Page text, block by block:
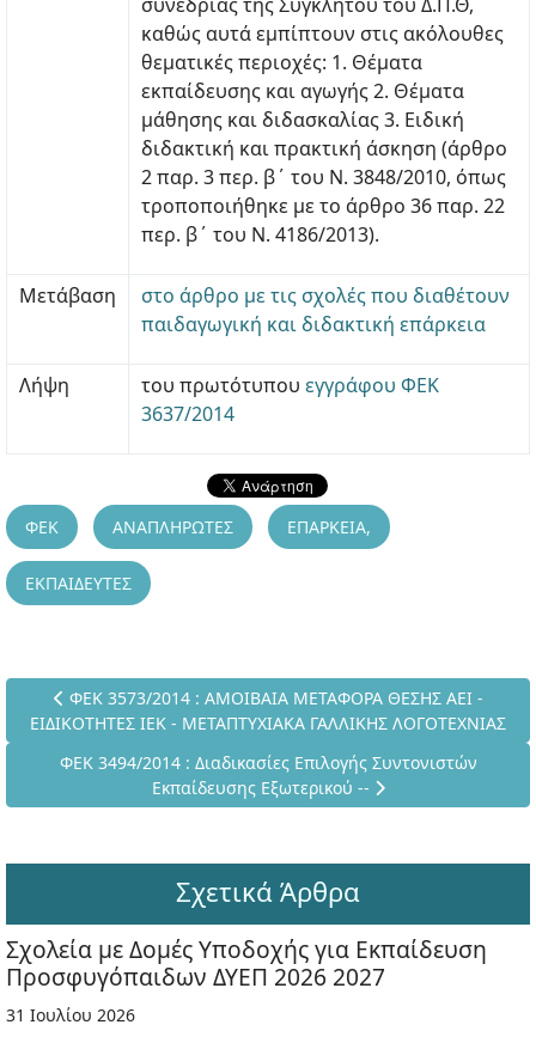
καθώς αυτά εμπίπτουν στις ακόλουθες
θεματικές περιοχές: 1. Θέματα
εκπαίδευσης και αγωγής 2. Θέματα
μάθησης και διδασκαλίας 3. Ειδική
διδακτική και πρακτική άσκηση (άρθρο
2 παρ. 3 περ. β΄ του N. 3848/2010, όπως
τροποποιήθηκε με το άρθρο 36 παρ. 22
περ. β΄ του N. 4186/2013).
Μετάβαση
στο άρθρο με τις σχολές που διαθέτουν
παιδαγωγική και διδακτική επάρκεια
Λήψη του πρωτότυπου εγγράφου ΦΕΚ
3637/2014
ΦΕΚ ΑΝΑΠΛΗΡΩΤΕΣ ΕΠΑΡΚΕΙΑ,
ΕΚΠΑΙΔΕΥΤΕΣ
Προηγούμενο άρθρο: ΦΕΚ 3573/2014 : ΑΜΟΙΒΑΙΑ
ΦΕΚ 3573/2014 : ΑΜΟΙΒΑΙΑ ΜΕΤΑΦΟΡΑ ΘΕΣΗΣ ΑΕΙ -
ΕΙΔΙΚΟΤΗΤΕΣ ΙΕΚ - ΜΕΤΑΠΤΥΧΙΑΚΑ ΓΑΛΛΙΚΗΣ ΛΟΓΟΤΕΧΝΙΑΣ
Επόμενο άρθρο: ΦΕΚ 3494/2014 : Διαδικασίες Επιλογής
ΦΕΚ 3494/2014 : Διαδικασίες Επιλογής Συντονιστών
Εκπαίδευσης Εξωτερικού --
Σχετικά Άρθρα
Σχολεία με Δομές Υποδοχής για Εκπαίδευση
Προσφυγόπαιδων ΔΥΕΠ 2026 2027
31 Ιουλίου 2026